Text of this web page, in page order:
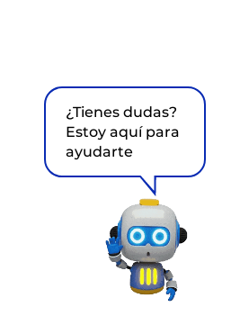
¿Tienes dudas?
Estoy aquí para
ayudarte